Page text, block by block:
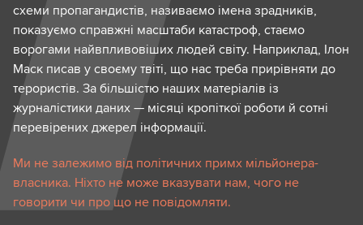
схеми пропагандистів, називаємо імена зрадників,
показуємо справжні масштаби катастроф, стаємо
ворогами найвпливовіших людей світу. Наприклад, Ілон
Маск писав у своєму твіті, що нас треба прирівняти до
терористів. За більшістю наших матеріалів із
журналістики даних — місяці кропіткої роботи й сотні
перевірених джерел інформації.
Ми не залежимо від політичних примх мільйонера-
власника. Ніхто не може вказувати нам, чого не
говорити чи про що не повідомляти.